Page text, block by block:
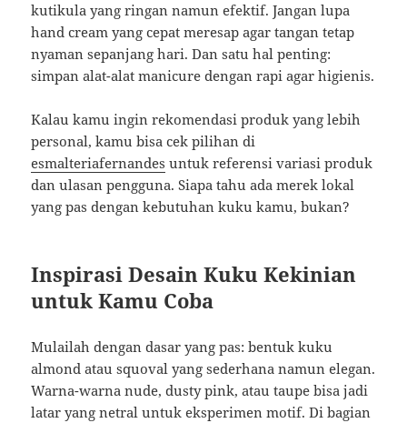
kutikula yang ringan namun efektif. Jangan lupa
hand cream yang cepat meresap agar tangan tetap
nyaman sepanjang hari. Dan satu hal penting:
simpan alat-alat manicure dengan rapi agar higienis.
Kalau kamu ingin rekomendasi produk yang lebih
personal, kamu bisa cek pilihan di
esmalteriafernandes untuk referensi variasi produk
dan ulasan pengguna. Siapa tahu ada merek lokal
yang pas dengan kebutuhan kuku kamu, bukan?
Inspirasi Desain Kuku Kekinian
untuk Kamu Coba
Mulailah dengan dasar yang pas: bentuk kuku
almond atau squoval yang sederhana namun elegan.
Warna-warna nude, dusty pink, atau taupe bisa jadi
latar yang netral untuk eksperimen motif. Di bagian